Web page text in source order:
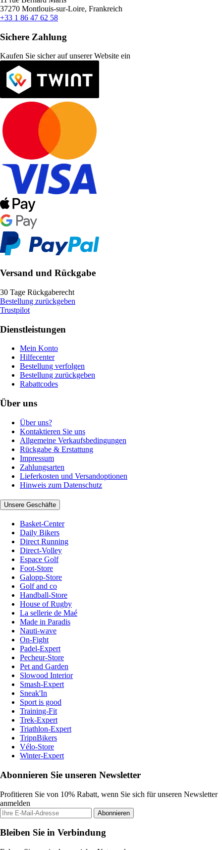
37270 Montlouis-sur-Loire, Frankreich
+33 1 86 47 62 58
Sichere Zahlung
Kaufen Sie sicher auf unserer Website ein
Versand und Rückgabe
30 Tage Rückgaberecht
Bestellung zurückgeben
Trustpilot
Dienstleistungen
Mein Konto
Hilfecenter
Bestellung verfolgen
Bestellung zurückgeben
Rabattcodes
Über uns
Über uns?
Kontaktieren Sie uns
Allgemeine Verkaufsbedingungen
Rückgabe & Erstattung
Impressum
Zahlungsarten
Lieferkosten und Versandoptionen
Hinweis zum Datenschutz
Unsere Geschäfte
Basket-Center
Daily Bikers
Direct Running
Direct-Volley
Espace Golf
Foot-Store
Galopp-Store
Golf and co
Handball-Store
House of Rugby
La sellerie de Maé
Made in Paradis
Nauti-wave
On-Fight
Padel-Expert
Pecheur-Store
Pet and Garden
Slowood Interior
Smash-Expert
Sneak'In
Sport is good
Training-Fit
Trek-Expert
Triathlon-Expert
TripnBikers
Vélo-Store
Winter-Expert
Abonnieren Sie unseren Newsletter
Profitieren Sie von 10% Rabatt, wenn Sie sich für unseren Newsletter
anmelden
Abonnieren
Bleiben Sie in Verbindung